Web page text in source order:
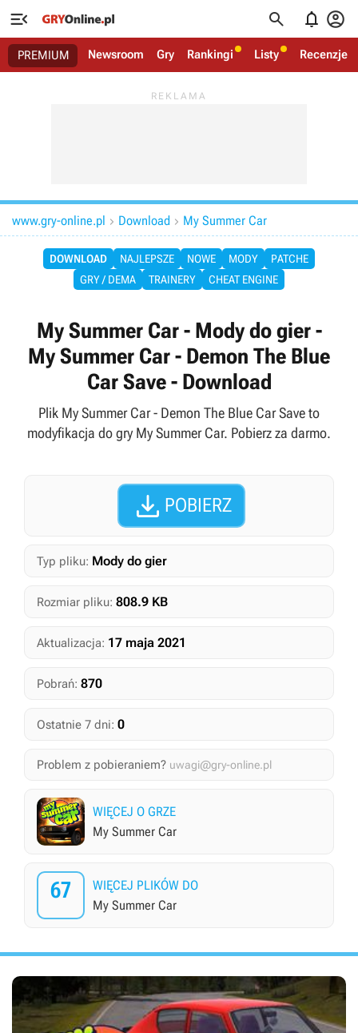
   
PREMIUM Newsroom Gry Rankingi Listy Recenzje
www.gry-online.pl  Download  My Summer Car
DOWNLOAD NAJLEPSZE NOWE MODY
PATCHE
GRY / DEMA
TRAINERY CHEAT ENGINE
My Summer Car - Mody do gier -
My Summer Car - Demon The Blue
Car Save - Download
Plik My Summer Car - Demon The Blue Car Save to
modyfikacja do gry My Summer Car. Pobierz za darmo.
 POBIERZ
Typ pliku: Mody do gier
Rozmiar pliku: 808.9 KB
Aktualizacja: 17 maja 2021
Pobrań: 870
Ostatnie 7 dni: 0
Problem z pobieraniem? uwagi@gry-online.pl
WIĘCEJ O GRZE
My Summer Car
67
WIĘCEJ PLIKÓW DO
My Summer Car